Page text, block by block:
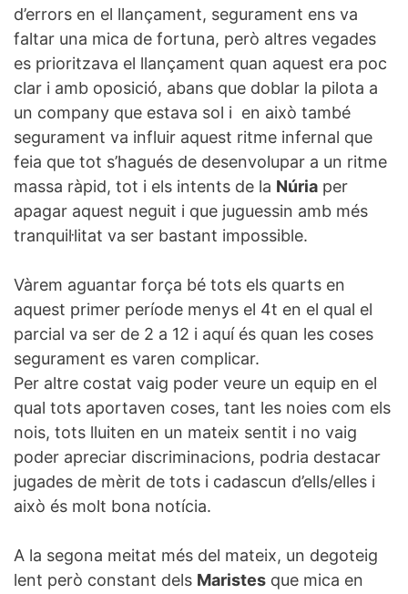
d’errors en el llançament, segurament ens va
faltar una mica de fortuna, però altres vegades
es prioritzava el llançament quan aquest era poc
clar i amb oposició, abans que doblar la pilota a
un company que estava sol i en això també
segurament va influir aquest ritme infernal que
feia que tot s’hagués de desenvolupar a un ritme
massa ràpid, tot i els intents de la Núria per
apagar aquest neguit i que juguessin amb més
tranquil·litat va ser bastant impossible.
Vàrem aguantar força bé tots els quarts en
aquest primer període menys el 4t en el qual el
parcial va ser de 2 a 12 i aquí és quan les coses
segurament es varen complicar.
Per altre costat vaig poder veure un equip en el
qual tots aportaven coses, tant les noies com els
nois, tots lluiten en un mateix sentit i no vaig
poder apreciar discriminacions, podria destacar
jugades de mèrit de tots i cadascun d’ells/elles i
això és molt bona notícia.
A la segona meitat més del mateix, un degoteig
lent però constant dels Maristes que mica en